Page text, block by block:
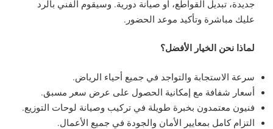
جديدة، تبديل القواطع، أو صيانة دورية. وسيقوم الفني بالرد
عليك مباشرة وتأكيد موعد الحضور.
لماذا نحن الخيار الأفضل؟
سرعة الاستجابة والتواجد في جميع أحياء الرياض.
أسعار شفافة مع إمكانية الحصول على عرض سعر مسبق.
فنيون معتمدون بخبرة طويلة في تركيب وصيانة لوحات التوزيع.
التزام كامل بمعايير الأمان والجودة في جميع الأعمال.